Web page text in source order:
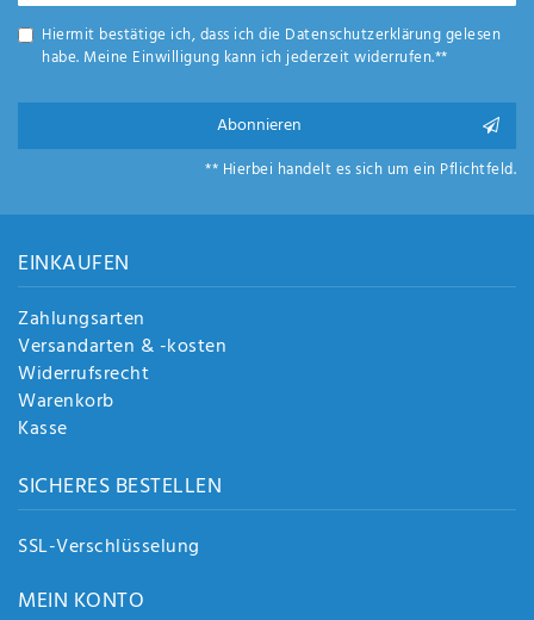
Hiermit bestätige ich, dass ich die Daten­schutz­erklärunggelesen
habe. Meine Einwilligung kann ich jederzeit widerrufen.**
Abonnieren
** Hierbei handelt es sich um ein Pflichtfeld.
EINKAUFEN
Zahlungsarten
Versandarten & -kosten
Widerrufsrecht
Warenkorb
Kasse
SICHERES BESTELLEN
SSL-Verschlüsselung
MEIN KONTO